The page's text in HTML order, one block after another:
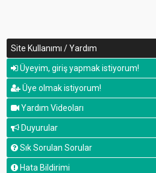
Site Kullanımı / Yardım
Üyeyim, giriş yapmak istiyorum!
Üye olmak istiyorum!
Yardım Videoları
Duyurular
Sık Sorulan Sorular
Hata Bildirimi